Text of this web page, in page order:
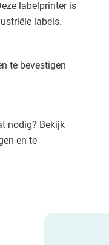
labelprinter is
labels.
te bevestigen
nodig? Bekijk
en te